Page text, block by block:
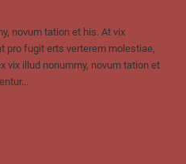
novum tation et his. At vix
pro fugit erts verterem molestiae,
vix illud nonummy, novum tation et